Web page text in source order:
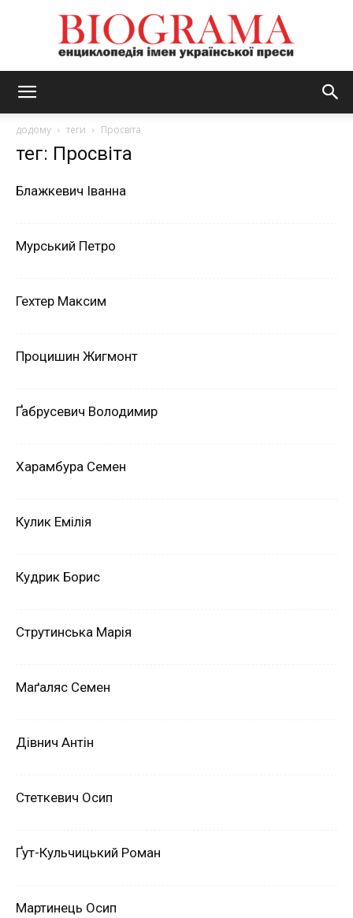
додому теги Просвіта
тег: Просвіта
Блажкевич Іванна
Мурський Петро
Гехтер Максим
Процишин Жигмонт
Ґабрусевич Володимир
Харамбура Семен
Кулик Емілія
Кудрик Борис
Струтинська Марія
Маґаляс Семен
Дівнич Антін
Стеткевич Осип
Ґут-Кульчицький Роман
Мартинець Осип